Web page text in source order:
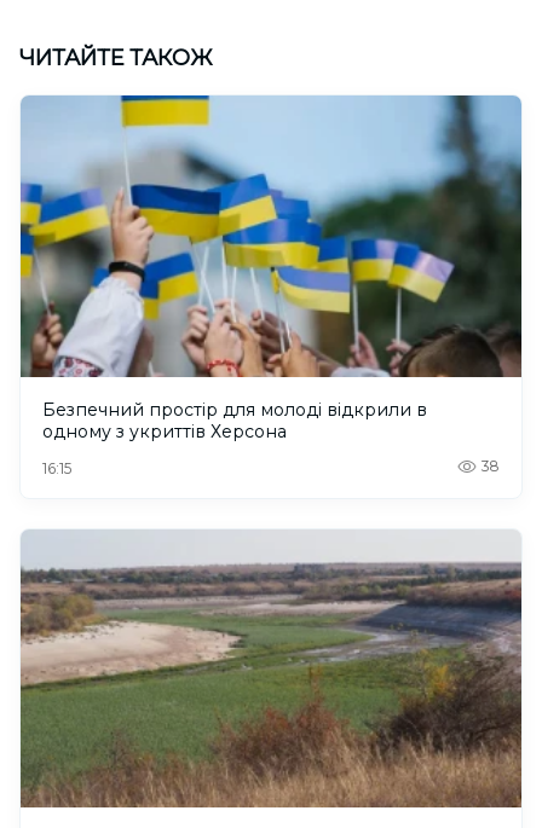
ЧИТАЙТЕ ТАКОЖ
Безпечний простір для молоді відкрили в
одному з укриттів Херсона
16:15 38